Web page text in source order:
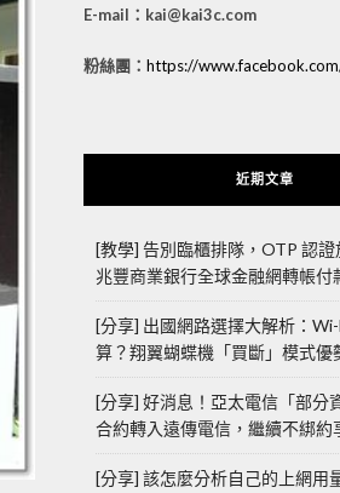
E-mail：kai@kai3c.com
粉絲團： https://
近期文章
[教學] 告別臨櫃排隊，OTP 認證
兆豐商業銀行全球金融網轉帳付
[分享] 出國網路選擇大解析：
算？翔翼蝴蝶機「買斷」模式優
[分享] 好消息！亞太電信「部分
合約轉入遠傳電信，繼續不綁約
[分享] 該怎麼分析自己的上網用